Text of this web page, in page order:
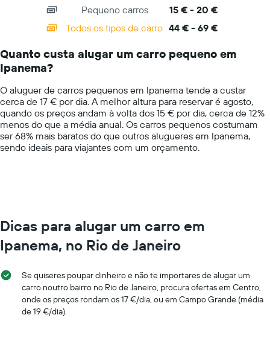
categories.
The
has
1
Y
axis
displaying
values.
Pequeno carros
15 € - 20 €
Todos os tipos de carro 44 € - 69 €
Quanto custa alugar um carro pequeno em
Ipanema?
O aluguer de carros pequenos em Ipanema tende a custar
cerca de 17 € por dia. A melhor altura para reservar é agosto,
quando os preços andam à volta dos 15 € por dia, cerca de 12%
menos do que a média anual. Os carros pequenos costumam
ser 68% mais baratos do que outros alugueres em Ipanema,
sendo ideais para viajantes com um orçamento.
Dicas para alugar um carro em
Ipanema, no Rio de Janeiro
Se quiseres poupar dinheiro e não te importares de alugar um
carro noutro bairro no Rio de Janeiro, procura ofertas em Centro,
onde os preços rondam os 17 €/dia, ou em Campo Grande (média
de 19 €/dia).